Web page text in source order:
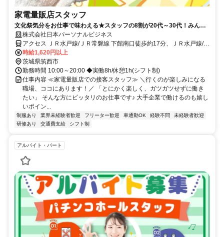
家電量販店スタッフ
文化祭気分をお仕事で味わえる★スタッフの8割が20代～30代！みんな
で協力しながら楽しく働いています♪飲食など接客バイトの経験も活かせ
ます♪未経験から大手企業に就職するチャンス！
株式会社日本パーソナルビジネス
アクセス ＪＲ水戸線/ＪＲ常磐線 下館南口徒歩約17分、ＪＲ水戸線/Ｊ
Ｒ常磐線 下館南口徒歩約17分、ＪＲ水戸線/ＪＲ常磐線 下館南口徒歩
約17分 下館駅 徒歩20分※車通勤応相談
時給1,620円以上
茨城県筑西市
勤務時間 10:00～20:00 ◆実働8h/休憩1h(シフト制)
仕事内容 ≪家電量販店での接客スタッフ≫ ＼行くのが楽しみになる
職場、ココにあります！／ 「とにかく楽しく、ガツガツせずに働き
たい」 そんな方にピッタリのお仕事です♪ 大手企業で働けるのも嬉し
いポイン...
制服あり 業界未経験者歓迎 フリーター歓迎 車通勤OK 経験不問
未経験者歓迎
研修あり
交通費支給 シフト制
アルバイト・パート